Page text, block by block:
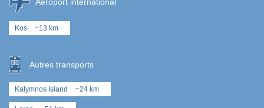
Kos ~13 km
Autres transports
Kalymnos Island ~24 km